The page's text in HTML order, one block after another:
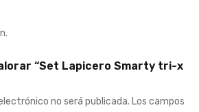
“Set Lapicero Smarty tri-x
no será publicada. Los campos